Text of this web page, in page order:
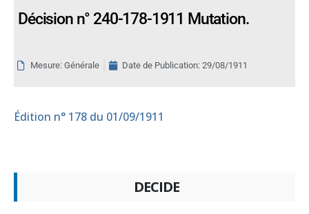
Décision n° 240-178-1911 Mutation.
Mesure: Générale Date de Publication: 29/08/1911
Édition n° 178 du 01/09/1911
DECIDE